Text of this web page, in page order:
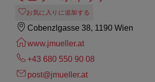
お気に入りに追加する
Cobenzlgasse 38, 1190 Wien
www.jmueller.at
+43 680 550 90 08
post@jmueller.at